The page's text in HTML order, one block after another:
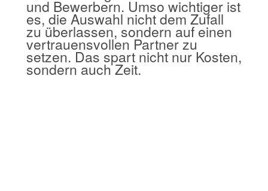
und Bewerbern. Umso wichtiger ist
es, die Auswahl nicht dem Zufall
zu überlassen, sondern auf einen
vertrauensvollen Partner zu
setzen. Das spart nicht nur Kosten,
sondern auch Zeit.